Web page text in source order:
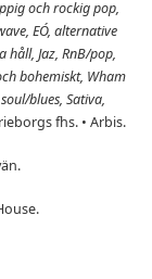
och rockig pop,
EÓ, alternative
Jaz, RnB/pop,
bohemiskt, Wham
blues, Sativa,
fhs. • Arbis.